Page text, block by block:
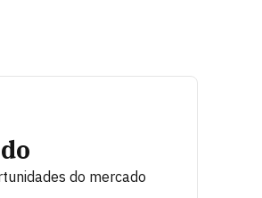
do mercado